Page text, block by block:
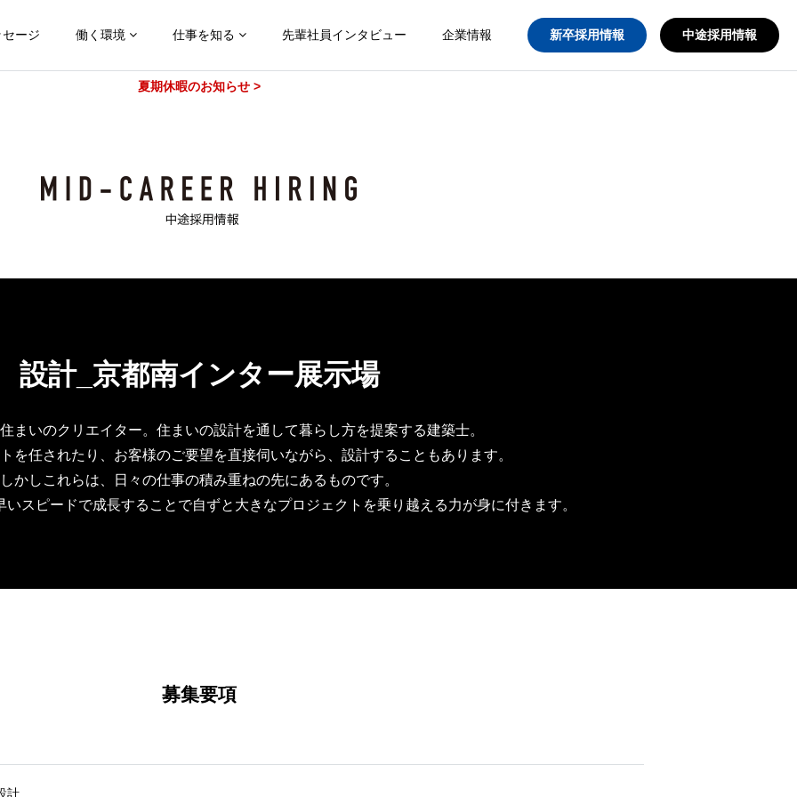
ージ 働く環境 仕事を知る 先輩社員インタビュー 企業情報 新卒採用情報 中途採用情報
夏期休暇のお知らせ >
設計_京都南インター展示場
まいのクリエイター。住まいの設計を通して暮らし方を提案する建築士。
を任されたり、お客様のご要望を直接伺いながら、設計することもあります。
しかしこれらは、日々の仕事の積み重ねの先にあるものです。
スピードで成長することで自ずと大きなプロジェクトを乗り越える力が身に付きます。
募集要項
計